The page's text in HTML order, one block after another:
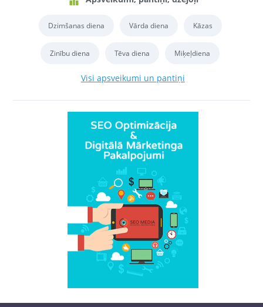
Dzimšanas diena Vārda diena Kāzas
Zinību diena Tēva diena Miķeļdiena
Visi apsveikumi un pantiņi